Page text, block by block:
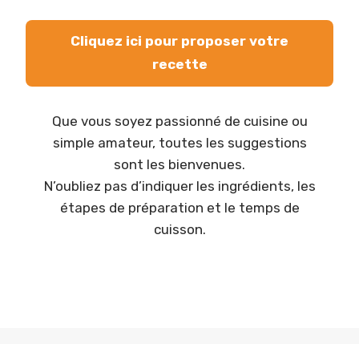
Cliquez ici pour proposer votre
recette
Que vous soyez passionné de cuisine ou
simple amateur, toutes les suggestions
sont les bienvenues.
N’oubliez pas d’indiquer les ingrédients, les
étapes de préparation et le temps de
cuisson.